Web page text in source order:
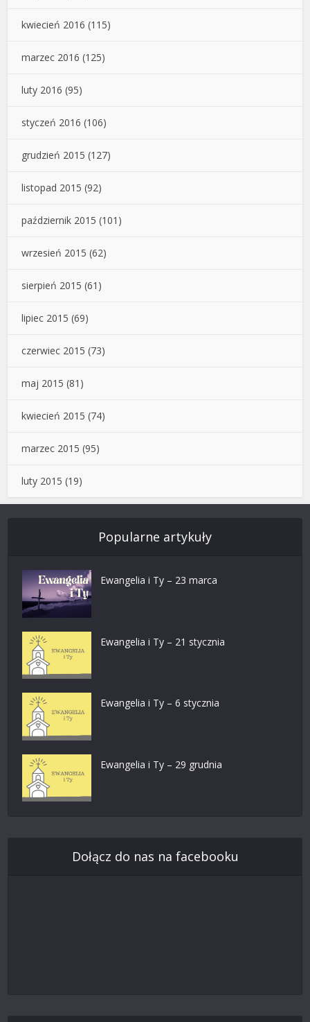
kwiecień 2016 (115)
marzec 2016 (125)
luty 2016 (95)
styczeń 2016 (106)
grudzień 2015 (127)
listopad 2015 (92)
październik 2015 (101)
wrzesień 2015 (62)
sierpień 2015 (61)
lipiec 2015 (69)
czerwiec 2015 (73)
maj 2015 (81)
kwiecień 2015 (74)
marzec 2015 (95)
luty 2015 (19)
Popularne artykuły
Ewangelia i Ty – 23 marca
Ewangelia i Ty – 21 stycznia
Ewangelia i Ty – 6 stycznia
Ewangelia i Ty – 29 grudnia
Dołącz do nas na facebooku